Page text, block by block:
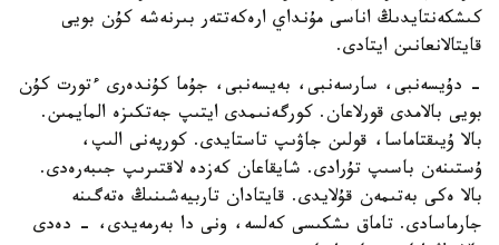
كىشكەنتايدىڭ اناسى مۇنداي ارەكەتتەر بىرنەشە كۇن بويى
قايتالانعانىن ايتادى.
- دۇيسەنبى، سارسەنبى، بەيسەنبى، جۇما كۇندەرى ءتورت كۇن
بويى بالامدى قورلاعان. كورگەنىمدى ايتىپ جەتكىزە المايمىن.
بالا ۇيىقتاماسا، قولىن جاۋىپ تاستايدى. كورپەنى الىپ،
ۇستىنەن باسىپ تۇرادى. شايقاعان كەزدە لاقتىرىپ جىبەرەدى.
بالا ەكى بەتىمەن قۇلايدى. قايتادان تاربيەشىنىڭ ەتەگىنە
جارماسادى. تاماق ىشكىسى كەلسە، ونى دا بەرمەيدى، - دەدى